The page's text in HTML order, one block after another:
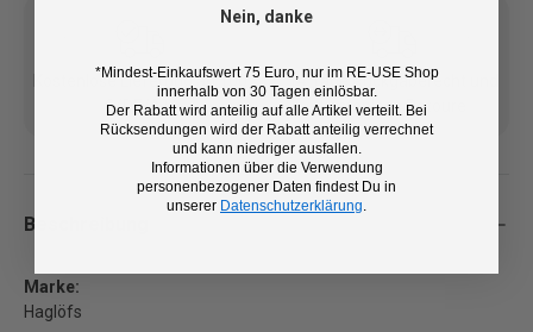
Kostenlose Lieferung ab 100
€ (DE/AT)
14 Tage Rückgaberecht und
kostenlose Retoure
Beschreibung
Marke:
Haglöfs
Nein, danke
*Mindest-Einkaufswert 75 Euro, nur im RE-USE Shop
innerhalb von 30 Tagen einlösbar.
Der Rabatt wird anteilig auf alle Artikel verteilt. Bei
Rücksendungen wird der Rabatt anteilig verrechnet
und kann niedriger ausfallen.
Informationen über die Verwendung
personenbezogener Daten findest Du in
unserer Datenschutzerklärung